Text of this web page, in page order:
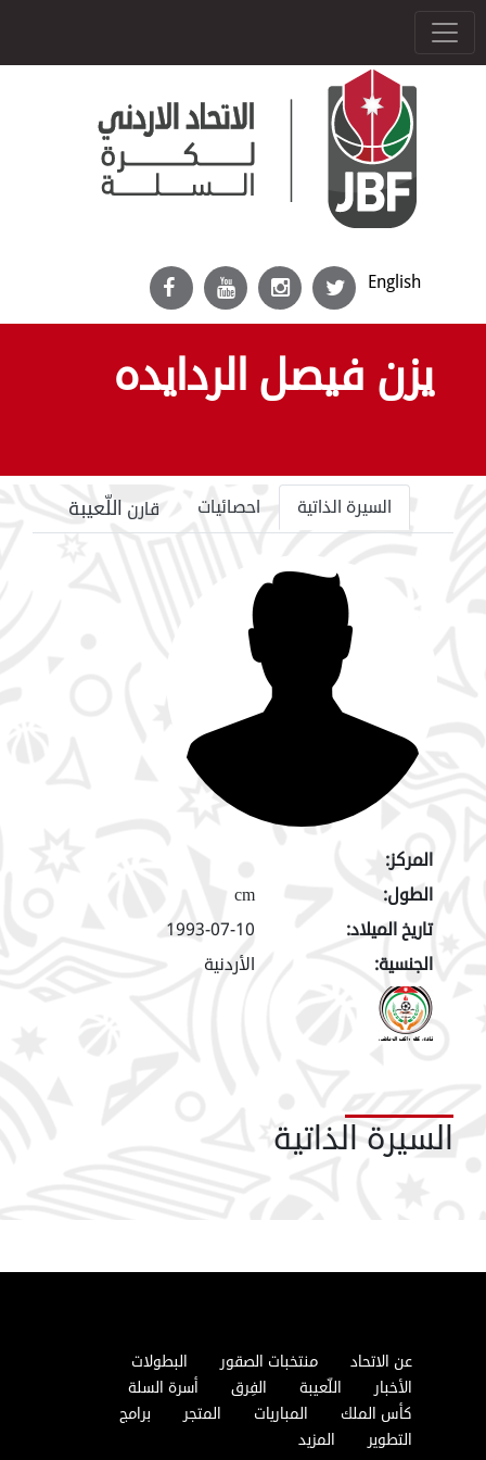
English
يزن فيصل الردايده
السيرة الذاتية احصائيات قارن اللّعيبة
المركز:
الطول:
cm
تاريخ الميلاد:
1993-07-10
الجنسية:
الأردنية
السيرة الذاتية
عن الاتحاد منتخبات الصقور
البطولات
الأخبار
اللّعيبة الفِرق
أسرة السلة
كأس الملك
المباريات المتجر
برامج
التطوير
المزيد